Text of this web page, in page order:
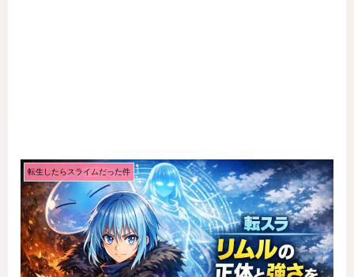
転生したらスライムだった件